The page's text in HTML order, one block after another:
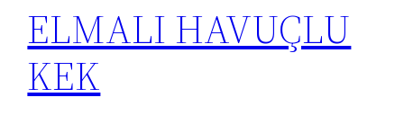
ELMALI HAVUÇLU
KEK